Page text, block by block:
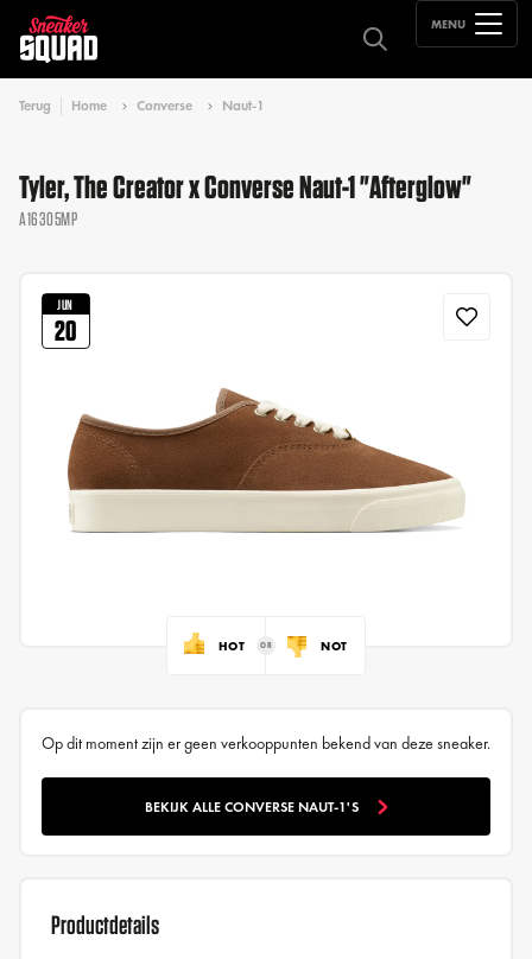
MENU
Terug Home Converse Naut-1
Tyler, The Creator x Converse Naut-1 "Afterglow"
A16305MP
JUN
20
HOT NOT
Op dit moment zijn er geen verkooppunten bekend van deze sneaker.
BEKIJK ALLE CONVERSE NAUT-1'S
Productdetails